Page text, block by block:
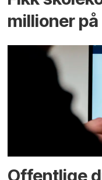
millioner på
Offentlige